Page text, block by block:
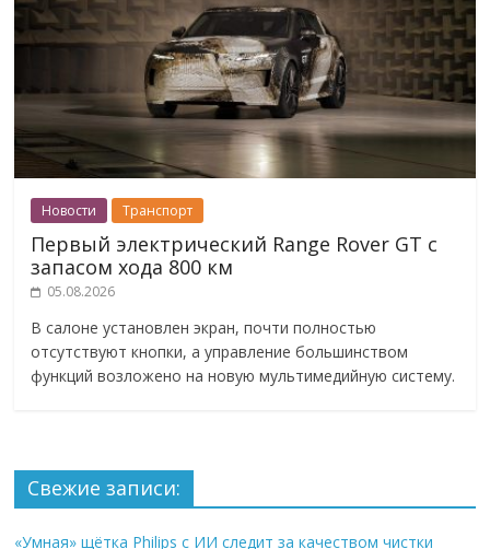
Новости Транспорт
Первый электрический Range Rover GT с
запасом хода 800 км
05.08.2026
В салоне установлен экран, почти полностью
отсутствуют кнопки, а управление большинством
функций возложено на новую мультимедийную систему.
Свежие записи:
«Умная» щётка Philips с ИИ следит за качеством чистки